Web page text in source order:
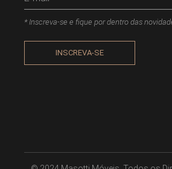
* Inscreva-se e fique por dentro das
INSCREVA-SE